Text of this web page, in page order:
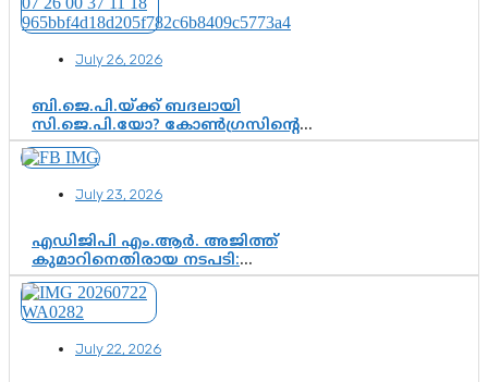
July 26, 2026
ബി.ജെ.പി.യ്ക്ക് ബദലായി
സി.ജെ.പി.യോ? കോൺഗ്രസിന്റെ
രാഷ്ട്രീയ ഇടം കൈവശപ്പെടുത്താൻ
സിജെപി ഉയർന്നുകഴിഞ്ഞോ?
വഴിത്തിരിവ്
July 23, 2026
എഡിജിപി എം.ആർ. അജിത്ത്
കുമാറിനെതിരായ നടപടി:
സസ്പെൻഷനിൽ ഒതുങ്ങുമോ,
അതോ കൂടുതൽ കടുത്ത
നടപടികളിലേക്കോ?
July 22, 2026